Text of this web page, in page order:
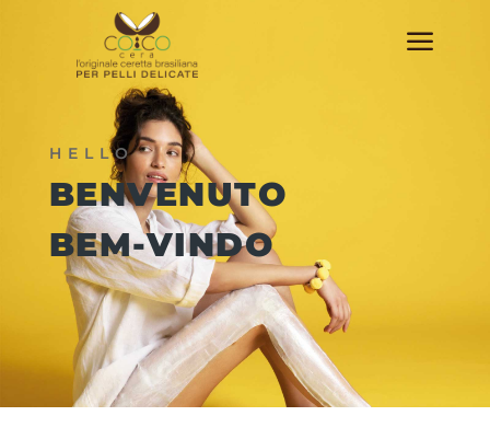
a
HELLO
BENVENUTO
BEM-VINDO